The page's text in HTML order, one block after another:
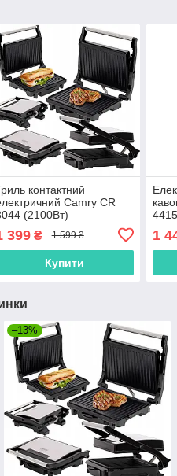
контактний
Camry CR
(2100Вт)
399₴ 1 599 ₴
Купити
1
–13%